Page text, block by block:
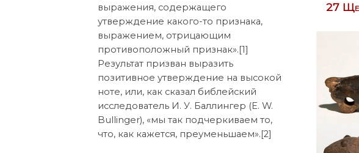
выражения, содержащего
утверждение какого-то признака,
выражением, отрицающим
противоположный признак».[1]
Результат призван выразить
позитивное утверждение на высокой
ноте, или, как сказал библейский
исследователь И. У. Баллингер (E. W.
Bullinger), «мы так подчеркиваем то,
что, как кажется, преуменьшаем».[2]
27 Ще